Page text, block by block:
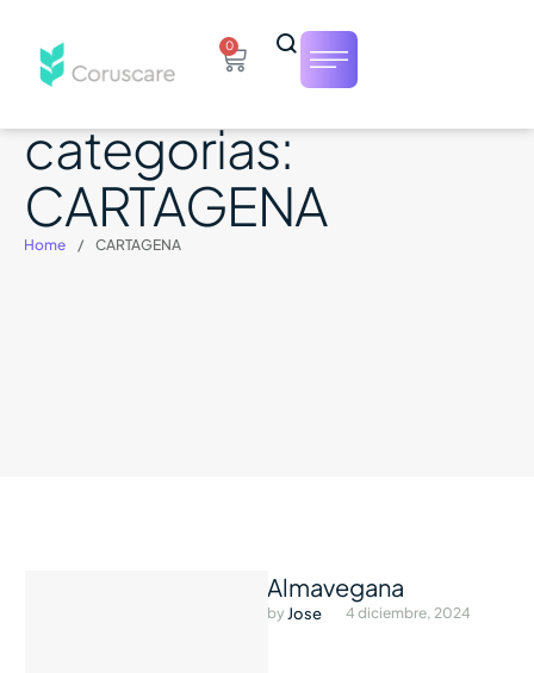
0
categorias:
CARTAGENA
Home / CARTAGENA
Almavegana
by Jose 4 diciembre, 2024